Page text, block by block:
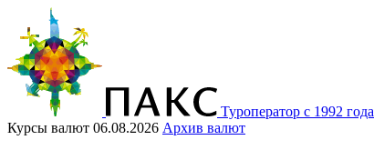
Туроператор с 1992 года
Курсы валют 06.08.2026 Архив валют